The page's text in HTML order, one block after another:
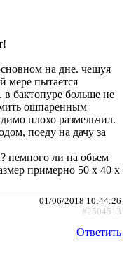
на дне. чешуя
мере пытается
в бактопуре больше не
ошпаренным
плохо размельчил.
поеду на дачу за
немного ли на обьем
примерно 50 x 40 x
01/06/2018 10:44:26
#2504513
Ответить